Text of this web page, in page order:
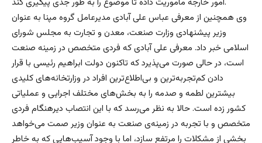
وی همچنین از معرفی عباس علی آبادی مدیرعامل گروه مپنا به عنوان
وزیر پیشنهادی وزارت صنعت، معدن و تجارت به مجلس شورای
اسلامی خبر داد. معرفی علی آبادی که فردی متخصص در زمینه صنعت
است، در حالی صورت می‌پذیرد که تاکنون دولت ابراهیم رئیسی با قرار
دادن کم‌تجربه‌ترین و بی‌اطلاع‌ترین افراد در وزارتخانه‌های کلیدی
بیشترین لطمه و صدمه را به بخش‌های مختلف اجرایی و عملیاتی
کشور زده است. حالا به نظر می‌رسد که با این انتصاب دیرهنگام فردی
متخصص و با تجربه در زمینه‌ی صنعت به عنوان وزیر صمت می‌خواهد
بخشی از مشکلات را مرتفع سازد، اما با وجود آسیب‌هایی که به خاطر